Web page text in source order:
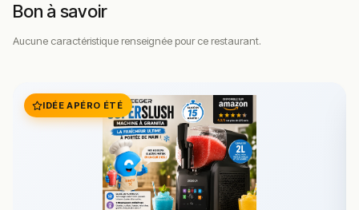
Bon à savoir
Aucune caractéristique renseignée pour ce restaurant.
IDÉE APÉRO ÉTÉ